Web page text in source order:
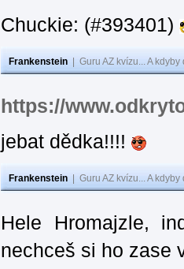
Chuckie: (#393401)
Frankenstein Guru AZ kvízu... A
https://
jebat dědka!!!!
Frankenstein Guru AZ kvízu... A
Hele Hromajzle,
nechceš si ho zase